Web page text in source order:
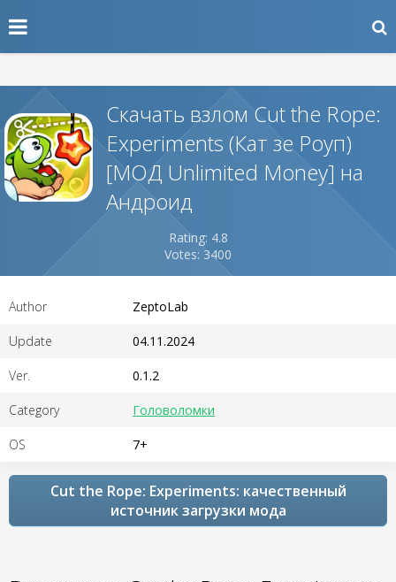
Скачать взлом Cut the Rope:
Experiments (Кат зе Роуп)
[МОД Unlimited Money] на
Андроид
Rating: 4.8
Votes: 3400
Author ZeptoLab
Update 04.11.2024
Ver. 0.1.2
Category Головоломки
OS 7+
Cut the Rope: Experiments: качественный
источник загрузки мода